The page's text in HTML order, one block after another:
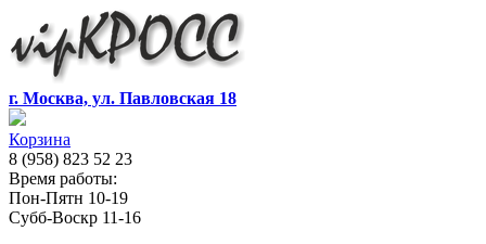
г. Москва, ул. Павловская 18
Корзина
8 (958) 823 52 23
Время работы:
Пон-Пятн 10-19
Субб-Воскр 11-16